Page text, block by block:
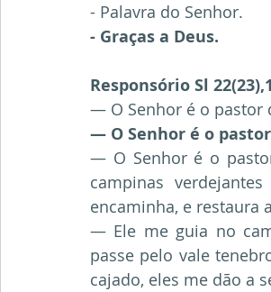
- Palavra do Senhor.
- Graças a Deus.
Responsório Sl
— O Senhor é o pastor
— O Senhor é o
— O Senhor é o
campinas
encaminha, e restaura
— Ele me guia no
passe pelo vale
cajado, eles me dão a